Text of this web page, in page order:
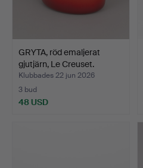
GRYTA, röd emaljerat
gjutjärn, Le Creuset.
Klubbades 22 jun 2026
3 bud
48 USD